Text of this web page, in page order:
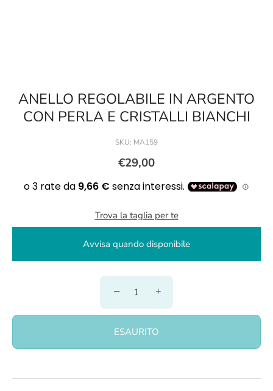
ANELLO REGOLABILE IN ARGENTO
CON PERLA E CRISTALLI BIANCHI
SKU: MA159
€29,00
Trova la taglia per te
Avvisa quando disponibile
− +
ESAURITO